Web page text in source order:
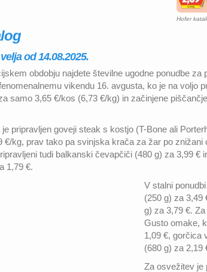
Hofer
od 14.08.2025.
obdobju najdete številne ugodne ponudbe za
vikendu 16. avgusta, ko je na voljo
samo 3,65 €/kos (6,73 €/kg) in začinjene
je pripravljen goveji steak s kostjo (T-Bone ali
€/kg, prav tako pa svinjska krača za žar po znižani
tudi balkanski čevapčiči (480 g) za 3,99 €
1,79 €.
V stalni
(250 g) za 3,49
g) za 3,79 €.
Gusto omake,
1,09 €, gorčica
(680 g) za 2,19
Za osvežitev je